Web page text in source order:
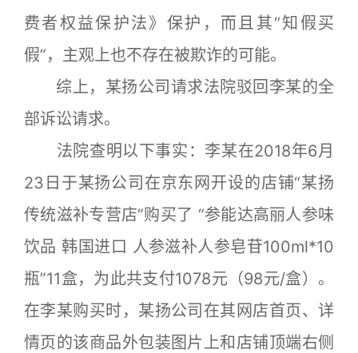
费者权益保护法》保护，而且其“知假买
假”，主观上也不存在被欺诈的可能。
综上，某扬公司请求法院驳回李某的全
部诉讼请求。
法院查明以下事实：李某在2018年6月
23日于某扬公司在京东网开设的店铺“某扬
传统滋补专营店”购买了 “参能达高丽人参味
饮品 韩国进口 人参滋补人参皂苷100ml*10
瓶”11盒，为此共支付1078元（98元/盒）。
在李某购买时，某扬公司在其网店首页、详
情页的该商品外包装图片上和店铺顶端右侧